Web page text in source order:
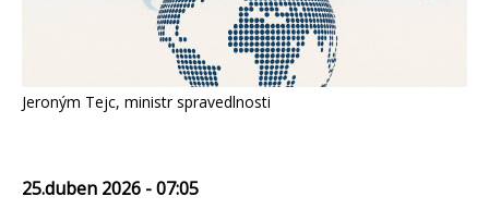
Jeroným Tejc, ministr spravedlnosti
25.duben 2026 - 07:05